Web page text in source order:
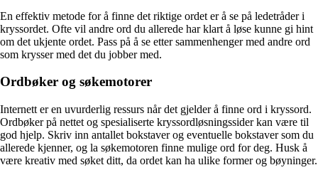
En effektiv metode for å finne det riktige ordet er å se på ledetråder i
kryssordet. Ofte vil andre ord du allerede har klart å løse kunne gi hint
om det ukjente ordet. Pass på å se etter sammenhenger med andre ord
som krysser med det du jobber med.
Ordbøker og søkemotorer
Internett er en uvurderlig ressurs når det gjelder å finne ord i kryssord.
Ordbøker på nettet og spesialiserte kryssordløsningssider kan være til
god hjelp. Skriv inn antallet bokstaver og eventuelle bokstaver som du
allerede kjenner, og la søkemotoren finne mulige ord for deg. Husk å
være kreativ med søket ditt, da ordet kan ha ulike former og bøyninger.